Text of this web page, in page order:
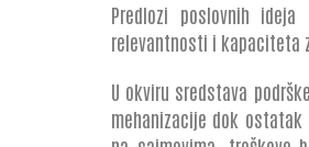
Predlozi poslovnih
relevantnosti i kapaciteta
U okviru sredstava
mehanizacije dok